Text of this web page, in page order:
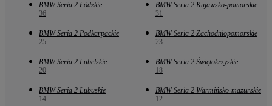
BMW Seria 2 Łódzkie
36
BMW Seria 2 Kujawsko-pomorskie
31
BMW Seria 2 Podkarpackie
25
BMW Seria 2 Zachodniopomorskie
23
BMW Seria 2 Lubelskie
20
BMW Seria 2 Świętokrzyskie
18
BMW Seria 2 Lubuskie
14
BMW Seria 2 Warmińsko-mazurskie
12